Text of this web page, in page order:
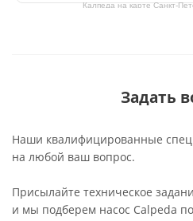
Калпеда на карте
Задать
Наши квалифицированные
на любой ваш вопрос.
Присылайте техническое
и мы подберем насос Calpeda